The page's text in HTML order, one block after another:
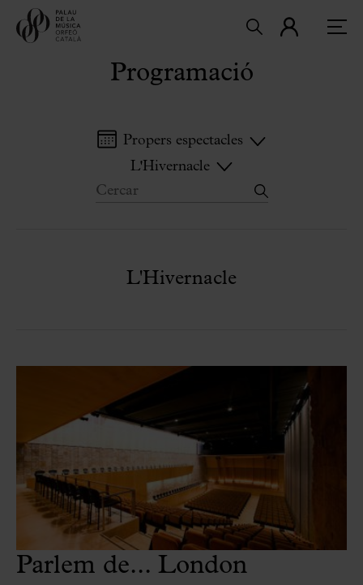
Programació
Propers espectacles
L'Hivernacle
L'Hivernacle
Parlem de... London